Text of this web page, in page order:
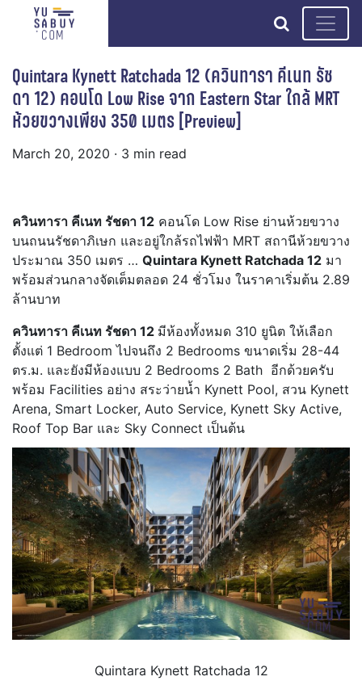
search
Quintara Kynett Ratchada 12 (ควินทารา คีเนท รัช
ดา 12) คอนโด Low Rise จาก Eastern Star ใกล้ MRT
ห้วยขวางเพียง 350 เมตร [Preview]
March 20, 2020 · 3 min read
ควินทารา คีเนท รัชดา 12 คอนโด Low Rise ย่านห้วยขวาง
บนถนนรัชดาภิเษก และอยู่ใกล้รถไฟฟ้า MRT สถานีห้วยขวาง
ประมาณ 350 เมตร … Quintara Kynett Ratchada 12 มา
พร้อมส่วนกลางจัดเต็มตลอด 24 ชั่วโมง ในราคาเริ่มต้น 2.89
ล้านบาท
ควินทารา คีเนท รัชดา 12 มีห้องทั้งหมด 310 ยูนิต ให้เลือก
ตั้งแต่ 1 Bedroom ไปจนถึง 2 Bedrooms ขนาดเริ่ม 28-44
ตร.ม. และยังมีห้องแบบ 2 Bedrooms 2 Bath อีกด้วยครับ
พร้อม Facilities อย่าง สระว่ายน้ำ Kynett Pool, สวน Kynett
Arena, Smart Locker, Auto Service, Kynett Sky Active,
Roof Top Bar และ Sky Connect เป็นต้น
Quintara Kynett Ratchada 12